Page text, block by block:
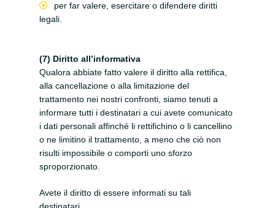
per far valere, esercitare o difendere diritti
legali.
(7) Diritto all’informativa
Qualora abbiate fatto valere il diritto alla rettifica,
alla cancellazione o alla limitazione del
trattamento nei nostri confronti, siamo tenuti a
informare tutti i destinatari a cui avete comunicato
i dati personali affinché li rettifichino o li cancellino
o ne limitino il trattamento, a meno che ciò non
risulti impossibile o comporti uno sforzo
sproporzionato.
Avete il diritto di essere informati su tali